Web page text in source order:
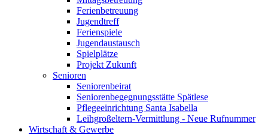
Ferienbetreuung
Jugendtreff
Ferienspiele
Jugendaustausch
Spielplätze
Projekt Zukunft
Senioren
Seniorenbeirat
Seniorenbegegnungsstätte Spätlese
Pflegeeinrichtung Santa Isabella
Leihgroßeltern-Vermittlung - Neue Rufnummer
Wirtschaft & Gewerbe